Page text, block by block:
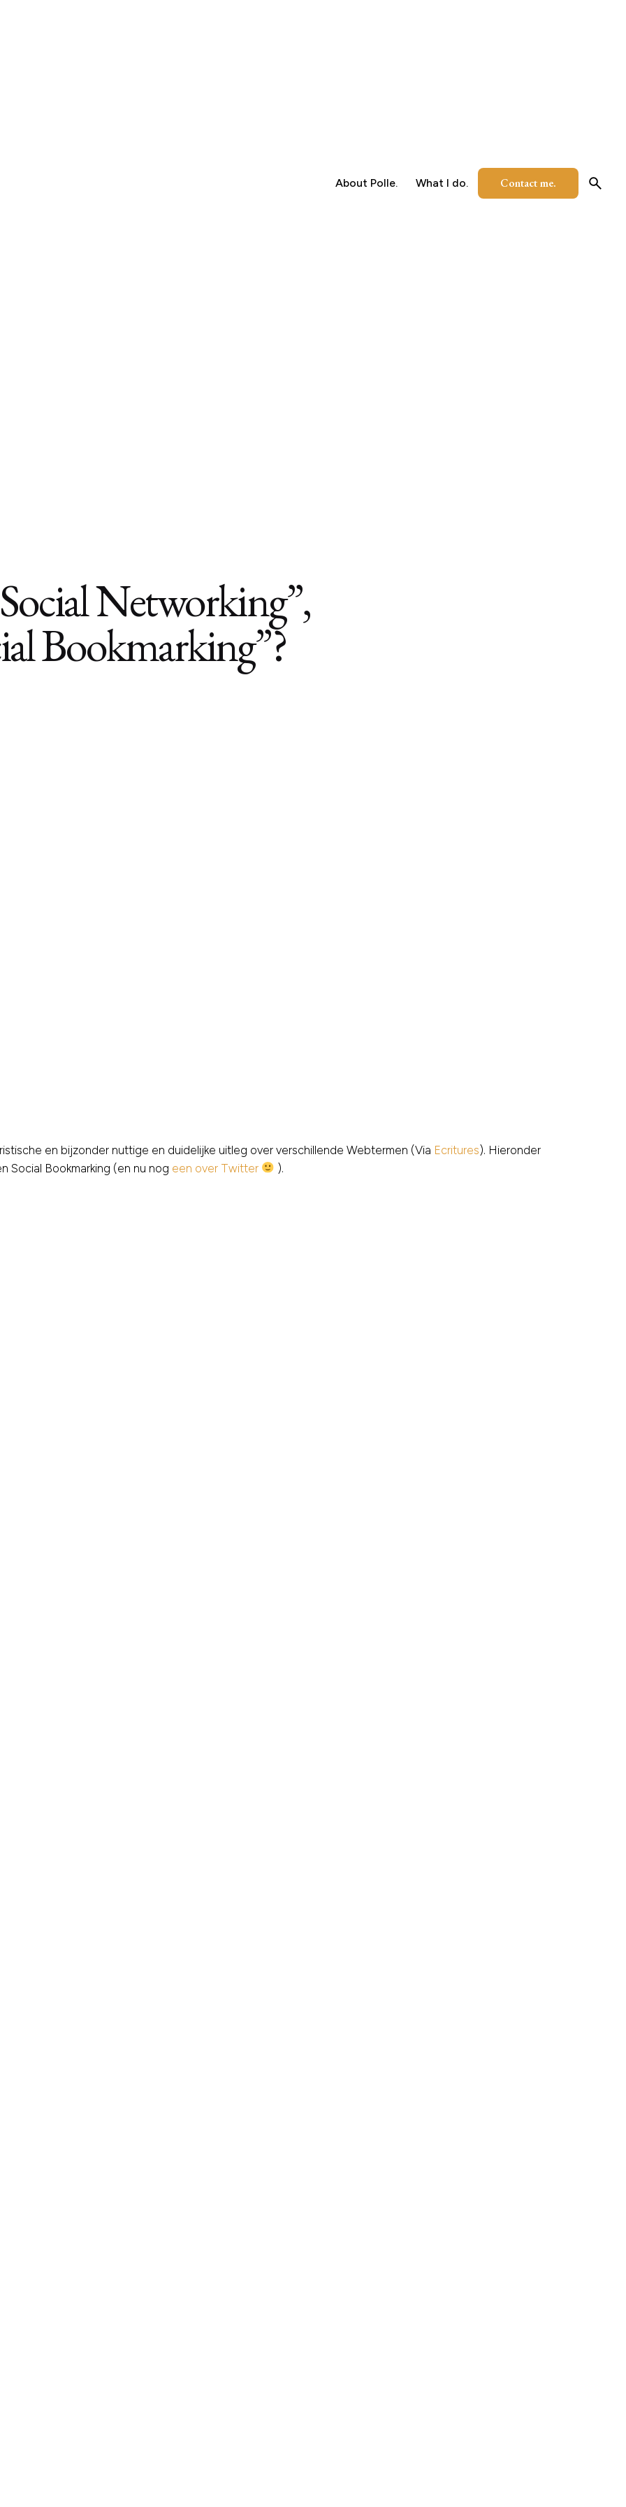
About Polle. What I do. Contact me.
Networking”,
Bookmarking”?
en bijzonder nuttige en duidelijke uitleg over verschillende Webtermen (Via Ecritures). Hieronder
Social Bookmarking (en nu nog een over Twitter ).